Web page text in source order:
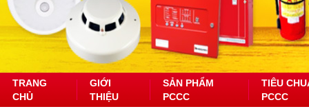
TRANG
CHỦ
GIỚI
THIỆU
SẢN PHẨM
PCCC
TIÊU
PCCC